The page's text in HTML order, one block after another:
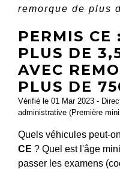
remorque de plus
PERMIS CE
PLUS DE
AVEC
PLUS DE
Vérifié le 01 Mar 2023 -
administrative (Première
Quels véhicules peut-
CE ? Quel est l'âge
passer les examens